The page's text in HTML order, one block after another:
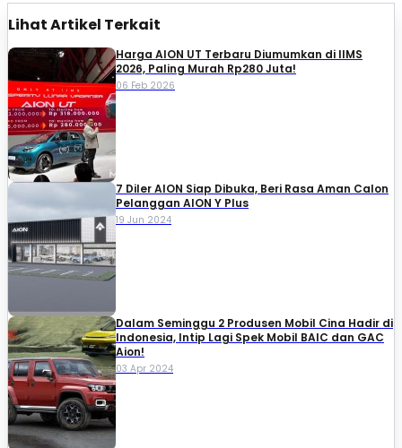
Lihat Artikel Terkait
Harga AION UT Terbaru Diumumkan di IIMS
2026, Paling Murah Rp280 Juta!
06 Feb 2026
7 Diler AION Siap Dibuka, Beri Rasa Aman Calon
Pelanggan AION Y Plus
19 Jun 2024
Dalam Seminggu 2 Produsen Mobil Cina Hadir di
Indonesia, Intip Lagi Spek Mobil BAIC dan GAC
Aion!
03 Apr 2024